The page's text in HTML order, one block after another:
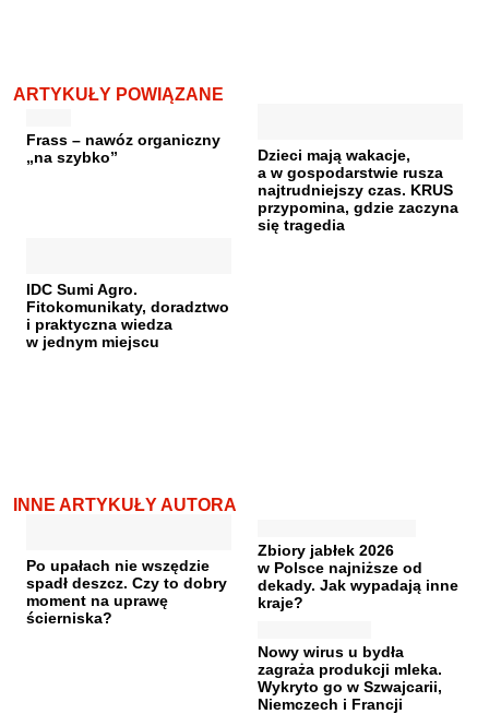
ARTYKUŁY POWIĄZANE
Frass – nawóz organiczny
„na szybko”
Dzieci mają wakacje,
a w gospodarstwie rusza
najtrudniejszy czas. KRUS
przypomina, gdzie zaczyna
się tragedia
IDC Sumi Agro.
Fitokomunikaty, doradztwo
i praktyczna wiedza
w jednym miejscu
INNE ARTYKUŁY AUTORA
Po upałach nie wszędzie
spadł deszcz. Czy to dobry
moment na uprawę
ścierniska?
Zbiory jabłek 2026
w Polsce najniższe od
dekady. Jak wypadają inne
kraje?
Nowy wirus u bydła
zagraża produkcji mleka.
Wykryto go w Szwajcarii,
Niemczech i Francji